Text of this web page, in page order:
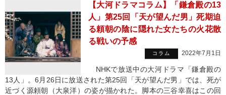
【大河ドラマコラム】「鎌倉殿の13
人」第25回「天が望んだ男」死期迫
る頼朝の陰に隠れた女たちの火花散
る戦いの予感
コラム 2022年7月1日
NHKで放送中の大河ドラマ「鎌倉殿の
13人」。6月26日に放送された第25回「天が望んだ男」では、死が
近づく源頼朝（大泉洋）の姿が描かれた。脚本の三谷幸喜はこの回